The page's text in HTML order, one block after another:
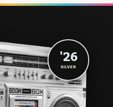
'26
SILVER